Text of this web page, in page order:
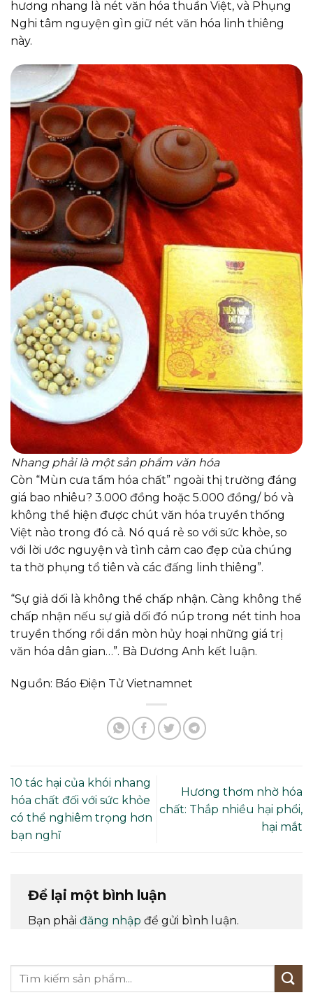
hương nhang là nét văn hóa thuần Việt, và Phụng
Nghi tâm nguyện gìn giữ nét văn hóa linh thiêng
này.
Nhang phải là một sản phẩm văn hóa
Còn “Mùn cưa tẩm hóa chất” ngoài thị trường đáng
giá bao nhiêu? 3.000 đồng hoặc 5.000 đồng/ bó và
không thể hiện được chút văn hóa truyền thống
Việt nào trong đó cả. Nó quá rẻ so với sức khỏe, so
với lời ước nguyện và tình cảm cao đẹp của chúng
ta thờ phụng tổ tiên và các đấng linh thiêng”.
“Sự giả dối là không thể chấp nhận. Càng không thể
chấp nhận nếu sự giả dối đó núp trong nét tinh hoa
truyền thống rồi dần mòn hủy hoại những giá trị
văn hóa dân gian…”. Bà Dương Anh kết luận.
Nguồn: Báo Điện Tử Vietnamnet
10 tác hại của khói nhang
hóa chất đối với sức khỏe
có thể nghiêm trọng hơn
bạn nghĩ
Hương thơm nhờ hóa
chất: Thắp nhiều hại phổi,
hại mắt
Để lại một bình luận
Bạn phải đăng nhập để gửi bình luận.